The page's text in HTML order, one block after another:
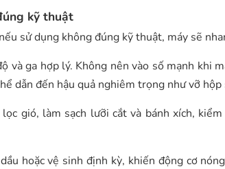
kỹ thuật
sử dụng không đúng kỹ thuật, máy sẽ
và ga hợp lý. Không nên vào số mạnh khi
dẫn đến hậu quả nghiêm trọng như vỡ hộp
gió, làm sạch lưỡi cắt và bánh xích,
hoặc vệ sinh định kỳ, khiến động cơ